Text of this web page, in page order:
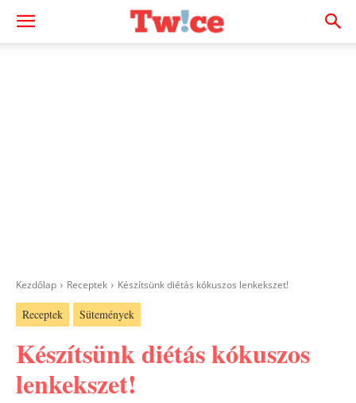
Kezdőlap Receptek Készítsünk diétás kókuszos lenkekszet!
Receptek Sütemények
Készítsünk diétás kókuszos
lenkekszet!